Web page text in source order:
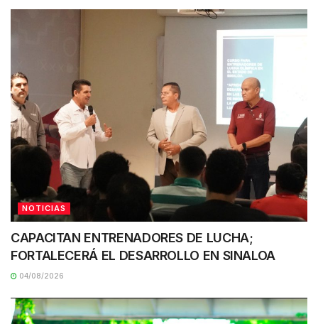
NOTICIAS
CAPACITAN ENTRENADORES DE LUCHA;
FORTALECERÁ EL DESARROLLO EN SINALOA
04/08/2026